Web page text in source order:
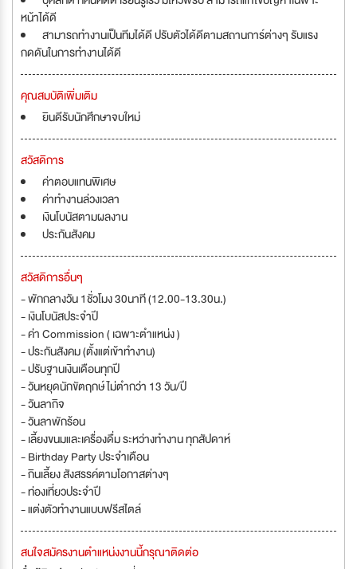
หน้าได้ดี
สามารถทำงานเป็นทีมได้ดี ปรับตัวได้ดีตามสถานการ์ต่างๆ รับแรง
กดดันในการทำงานได้ดี
คุณสมบัติเพิ่มเติม
ยินดีรับนักศึกษาจบใหม่
สวัสดิการ
ค่าตอบแทนพิเศษ
ค่าทำงานล่วงเวลา
เงินโบนัสตามผลงาน
ประกันสังคม
สวัสดิการอื่นๆ
- พักกลางวัน 1ชั่วโมง 30นาที (12.00-13.30น.)
- เงินโบนัสประจำปี
- ค่า Commission ( เฉพาะตำแหน่ง )
- ประกันสังคม (ตั้งแต่เข้าทำงาน)
- ปรับฐานเงินเดือนทุกปี
- วันหยุดนักขัตฤกษ์ ไม่ตำกว่า 13 วัน/ปี
- วันลากิจ
- วันลาพักร้อน
- เลี้ยงขนมและเครื่องดื่ม ระหว่างทำงาน ทุกสัปดาห์
- Birthday Party ประจำเดือน
- กินเลี้ยง สังสรรค์ตามโอกาสต่างๆ
- ท่องเที่ยวประจำปี
- แต่งตัวทำงานแบบฟรีสไตล์
สนใจสมัครงานตำแหน่งงานนี้กรุณาติดต่อ